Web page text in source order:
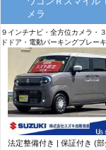
メラ
９インチナビ・全方位カメラ・
ドドア・電動パーキングブレー
法定整備付き | 保証付き (